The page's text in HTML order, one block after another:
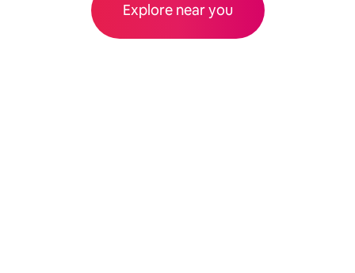
Explore near you